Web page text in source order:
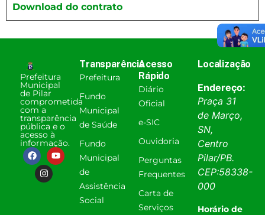
Download do contrato
Prefeitura
Municipal
de Pilar
comprometida
com a
transparência
pública e o
acesso à
informação.
Transparência
Prefeitura
Fundo
Municipal
de Saúde
Fundo
Municipal
de
Assistência
Social
Acesso
Rápido
Diário
Oficial
e-SIC
Ouvidoria
Perguntas
Frequentes
Carta de
Serviços
Localização
Endereço:
Praça 31
de Março,
SN,
Centro
Pilar/PB.
CEP:58338-
000
Horário de